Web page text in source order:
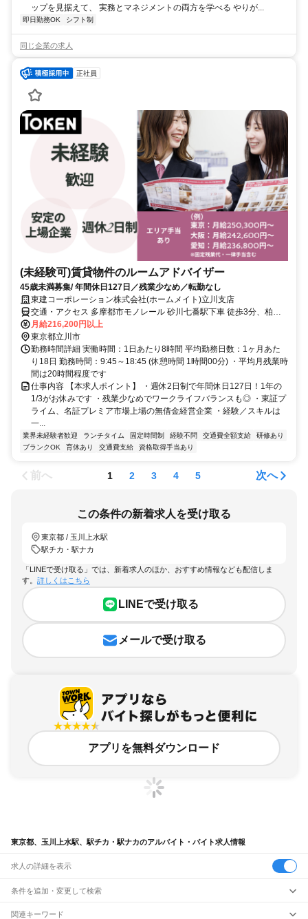
ップを見据えて、 実務とマネジメントの両方を学べる やりが...
即日勤務OK シフト制
同じ企業の求人
正社員
(未経験可)賃貸物件のルームアドバイザー
45歳未満募集/ 年間休日127日／残業少なめ／転勤なし
東建コーポレーション株式会社(ホームメイト)立川支店
交通・アクセス 多摩都市モノレール 砂川七番駅下車 徒歩3分、柏町
四丁目下車 徒歩1分
月給216,200円以上
東京都立川市
勤務時間詳細 実働時間：1日あたり8時間 平均勤務日数：1ヶ月あた
り18日 勤務時間：9:45～18:45 (休憩時間 1時間00分) ・平均月残業時
間は20時間程度です
仕事内容 【本求人ポイント】 ・週休2日制で年間休日127日！1年の
1/3がお休みです ・残業少なめでワークライフバランスも◎ ・東証プ
ライム、名証プレミア市場上場の無借金経営企業 ・経験／スキルは
一...
業界未経験者歓迎 ランチタイム 固定時間制 経験不問 交通費全額支給
研修あり
ブランクOK
育休あり 交通費支給 資格取得手当あり
前へ 1 2 3 4 5 次へ
この条件の新着求人を受け取る
東京都 / 玉川上水駅
駅チカ・駅ナカ
「LINEで受け取る」では、新着求人のほか、おすすめ情報なども配信しま
す。 詳しくはこちら
LINEで受け取る
メールで受け取る
アプリを無料ダウンロード
東京都、玉川上水駅、駅チカ・駅ナカのアルバイト・バイト求人情報
求人の詳細を表示
条件を追加・変更して検索
市区町村を追加・変更
関連キーワード